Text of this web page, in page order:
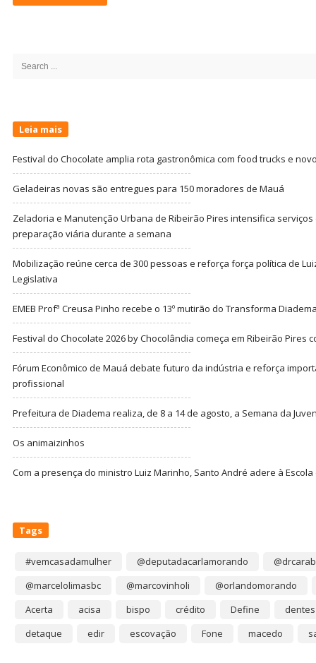
Search
Leia mais
Festival do Chocolate amplia rota gastronômica com food trucks e
Geladeiras novas são entregues para 150 moradores de Mauá
Zeladoria e Manutenção Urbana de Ribeirão Pires intensifica
preparação viária durante a semana
Mobilização reúne cerca de 300 pessoas e reforça força política de
Legislativa
EMEB Profª Creusa Pinho recebe o 13º mutirão do Transforma
Festival do Chocolate 2026 by Chocolândia começa em Ribeirão Pires
Fórum Econômico de Mauá debate futuro da indústria e reforça
profissional
Prefeitura de Diadema realiza, de 8 a 14 de agosto, a Semana da
Os animaizinhos
Com a presença do ministro Luiz Marinho, Santo André adere à
Tags
#vemcasadamulher @deputadacarlamorando
@marcelolimasbc
@marcovinholi
@orlandomorando
Acerta
acisa bispo crédito Define
dentes
detaque
edir escovação Fone macedo